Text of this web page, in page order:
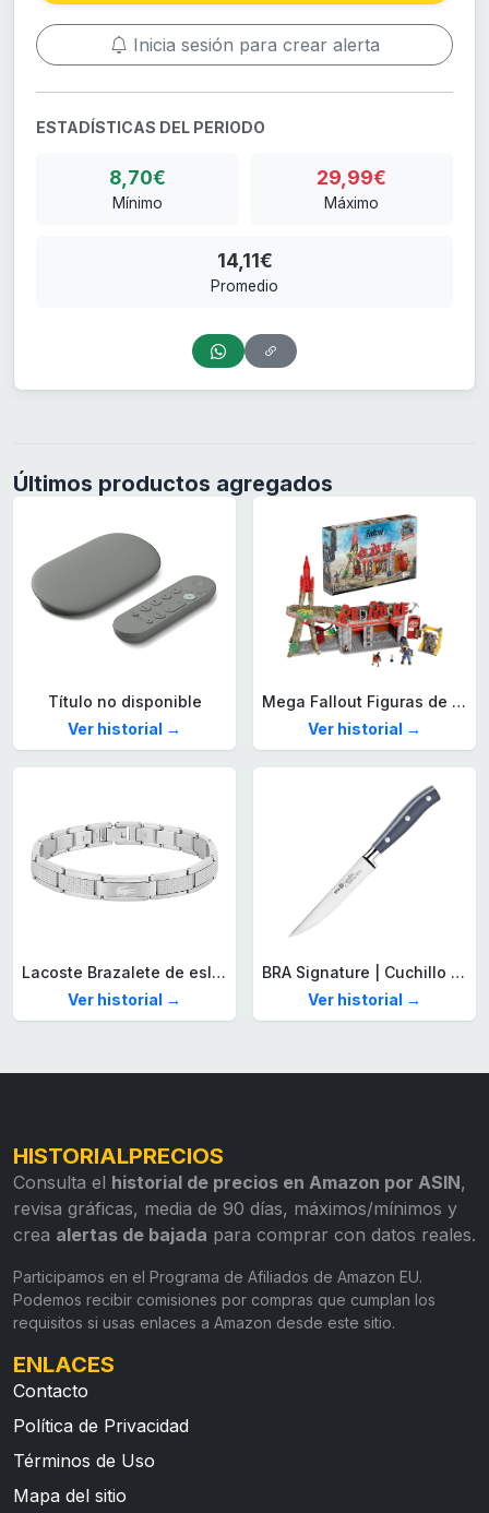
Inicia sesión para crear alerta
ESTADÍSTICAS DEL PERIODO
8,70€
Mínimo
29,99€
Máximo
14,11€
Promedio
Últimos productos agregados
Título no disponible
Ver historial →
Mega Fallout Figuras de acción y Juguetes de construcción, Parada de Camiones Red Rocket con 824 Piezas, 2 Personajes articulados y Accesorios, para coleccionistas, HXT00
Ver historial →
Lacoste Brazalete de eslabón para Hombre Colección STENCIL de Acero inoxidable
Ver historial →
BRA Signature | Cuchillo tomatero 120 mm, Acero Inoxidable alemán forjado con Molibdeno Vanadio, Mango Remachado ABS, Diseño Ergonómico, Hoja 1,6 mm espesor
Ver historial →
HISTORIALPRECIOS
Consulta el historial de precios en Amazon por ASIN,
revisa gráficas, media de 90 días, máximos/mínimos y
crea alertas de bajada para comprar con datos reales.
Participamos en el Programa de Afiliados de Amazon EU.
Podemos recibir comisiones por compras que cumplan los
requisitos si usas enlaces a Amazon desde este sitio.
ENLACES
Contacto
Política de Privacidad
Términos de Uso
Mapa del sitio